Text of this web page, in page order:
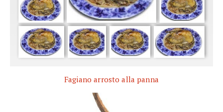
Fagiano arrosto alla panna